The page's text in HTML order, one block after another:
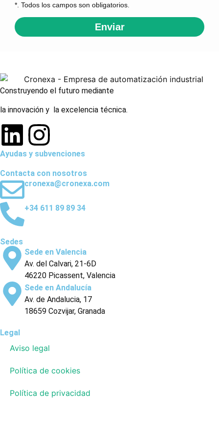
*. Todos los campos son obligatorios.
Enviar
Construyendo el futuro mediante
la innovación y la excelencia técnica.
Ayudas y subvenciones
Contacta con nosotros
cronexa@cronexa.com
+34 611 89 89 34
Sedes
Sede en Valencia
Av. del Calvari, 21-6D
46220 Picassent, Valencia
Sede en Andalucía
Av. de Andalucia, 17
18659 Cozvijar, Granada
Legal
Aviso legal
Política de cookies
Política de privacidad